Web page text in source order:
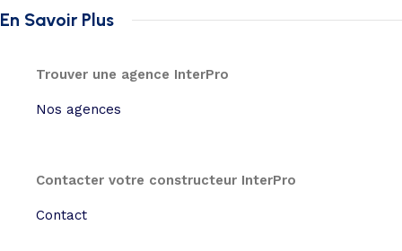
En Savoir Plus
Trouver une agence InterPro
Nos agences
Contacter votre constructeur InterPro
Contact